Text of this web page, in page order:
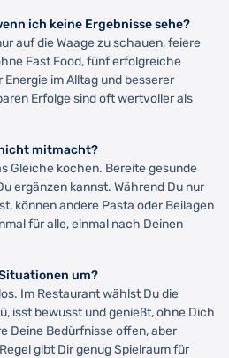
ich keine Ergebnisse sehe?
auf die Waage zu schauen, feiere
Fast Food, fünf erfolgreiche
im Alltag und besserer
Erfolge sind oft wertvoller als
mitmacht?
Gleiche kochen. Bereite gesunde
ergänzen kannst. Während Du nur
können andere Pasta oder Beilagen
für alle, einmal nach Deinen
um?
Im Restaurant wählst Du die
isst bewusst und genießt, ohne Dich
Deine Bedürfnisse offen, aber
gibt Dir genug Spielraum für